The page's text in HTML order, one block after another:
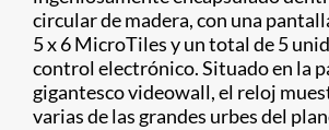
circular de madera, con una
5 x 6 MicroTiles y un total de 5
control electrónico. Situado en la
gigantesco videowall, el reloj
varias de las grandes urbes del